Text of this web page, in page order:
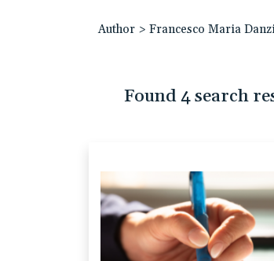
Author > Francesco Maria
Found 4 search